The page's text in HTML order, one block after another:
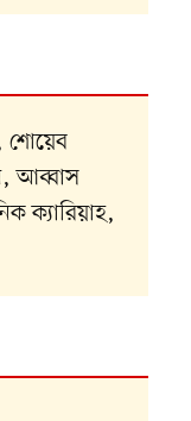
শোয়েব
আব্বাস
ক্যারিয়াহ,